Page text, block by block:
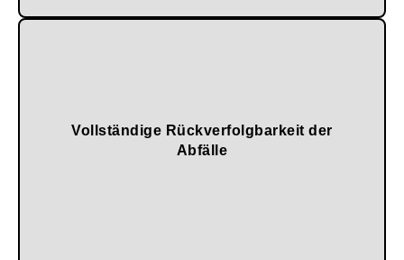
Vollständige Rückverfolgbarkeit der
Abfälle
Sicherstellung der Einhaltung von Gesundheits- und
Umweltvorschriften.